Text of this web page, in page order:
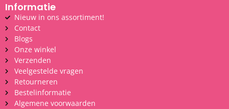
Informatie
Nieuw in ons assortiment!
Contact
Blogs
Onze winkel
Verzenden
Veelgestelde vragen
Retourneren
Bestelinformatie
Algemene voorwaarden